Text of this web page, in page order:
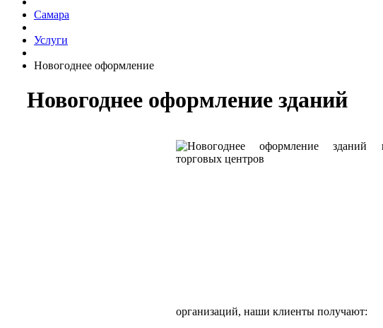
Самара
Услуги
Новогоднее оформление
Новогоднее оформление зданий
организаций, наши клиенты получают: